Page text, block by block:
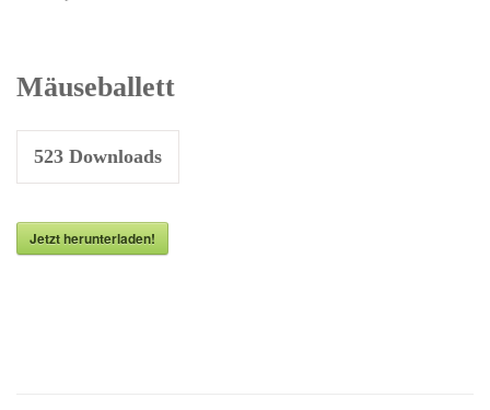
Mäuseballett
523 Downloads
Jetzt herunterladen!